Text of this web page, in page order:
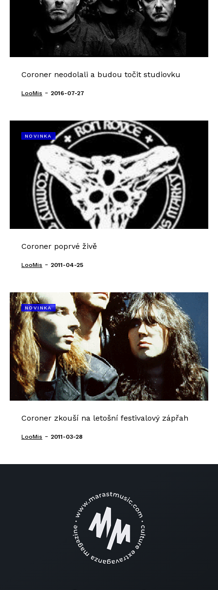
Coroner neodolali a budou točit studiovku
LooMis - 2016-07-27
NOVINKA
Coroner poprvé živě
LooMis - 2011-04-25
NOVINKA
Coroner zkouší na letošní festivalový zápřah
LooMis - 2011-03-28